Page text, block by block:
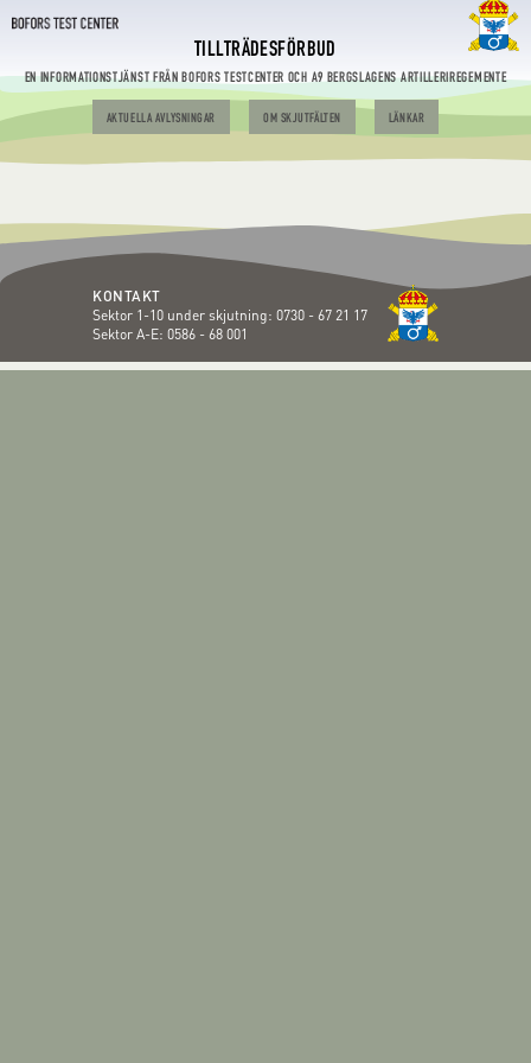
TILLTRÄDESFÖRBUD
EN INFORMATIONSTJÄNST FRÅN BOFORS TESTCENTER OCH A9 BERGSLAGENS ARTILLERIREGEMENTE
AKTUELLA AVLYSNINGAR OM SKJUTFÄLTEN LÄNKAR
KONTAKT
Sektor 1-10 under skjutning: 0730 - 67 21 17
Sektor A-E: 0586 - 68 001